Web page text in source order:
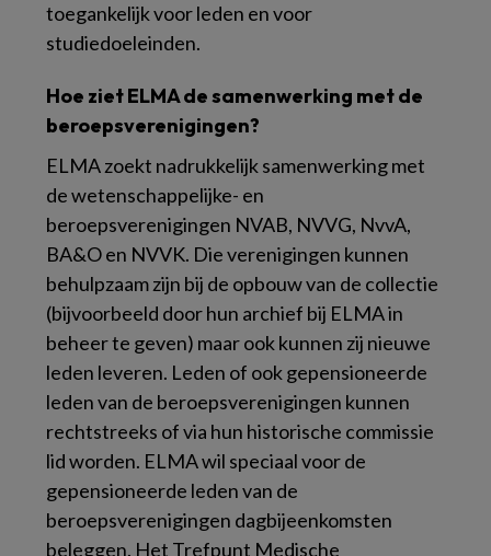
toegankelijk voor leden en voor
studiedoeleinden.
Hoe ziet ELMA de samenwerking met de
beroepsverenigingen?
ELMA zoekt nadrukkelijk samenwerking met
de wetenschappelijke- en
beroepsverenigingen NVAB, NVVG, NvvA,
BA&O en NVVK. Die verenigingen kunnen
behulpzaam zijn bij de opbouw van de collectie
(bijvoorbeeld door hun archief bij ELMA in
beheer te geven) maar ook kunnen zij nieuwe
leden leveren. Leden of ook gepensioneerde
leden van de beroepsverenigingen kunnen
rechtstreeks of via hun historische commissie
lid worden. ELMA wil speciaal voor de
gepensioneerde leden van de
beroepsverenigingen dagbijeenkomsten
beleggen. Het Trefpunt Medische